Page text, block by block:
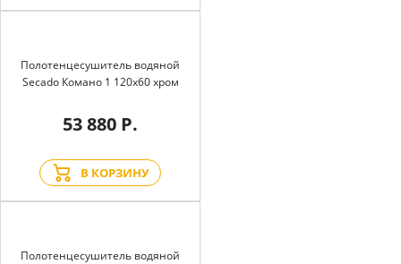
Полотенцесушитель водяной
Secado Комано 1 120x60 хром
53 880 Р.
В КОРЗИНУ
Полотенцесушитель водяной